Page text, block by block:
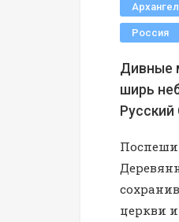
Россия
Дивные
ширь
церкви